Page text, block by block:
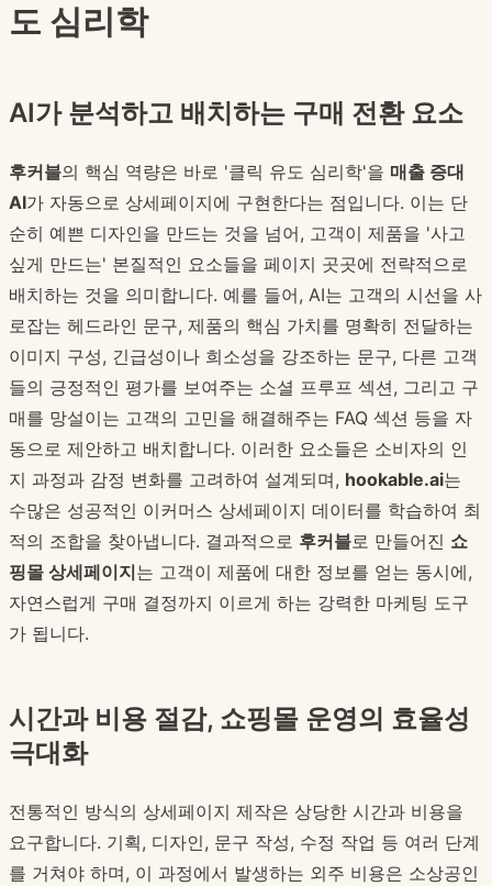
도 심리학
AI가 분석하고 배치하는 구매 전환 요소
후커블의 핵심 역량은 바로 '클릭 유도 심리학'을 매출 증대
AI가 자동으로 상세페이지에 구현한다는 점입니다. 이는 단
순히 예쁜 디자인을 만드는 것을 넘어, 고객이 제품을 '사고
싶게 만드는' 본질적인 요소들을 페이지 곳곳에 전략적으로
배치하는 것을 의미합니다. 예를 들어, AI는 고객의 시선을 사
로잡는 헤드라인 문구, 제품의 핵심 가치를 명확히 전달하는
이미지 구성, 긴급성이나 희소성을 강조하는 문구, 다른 고객
들의 긍정적인 평가를 보여주는 소셜 프루프 섹션, 그리고 구
매를 망설이는 고객의 고민을 해결해주는 FAQ 섹션 등을 자
동으로 제안하고 배치합니다. 이러한 요소들은 소비자의 인
지 과정과 감정 변화를 고려하여 설계되며, hookable.ai는
수많은 성공적인 이커머스 상세페이지 데이터를 학습하여 최
적의 조합을 찾아냅니다. 결과적으로 후커블로 만들어진 쇼
핑몰 상세페이지는 고객이 제품에 대한 정보를 얻는 동시에,
자연스럽게 구매 결정까지 이르게 하는 강력한 마케팅 도구
가 됩니다.
시간과 비용 절감, 쇼핑몰 운영의 효율성
극대화
전통적인 방식의 상세페이지 제작은 상당한 시간과 비용을
요구합니다. 기획, 디자인, 문구 작성, 수정 작업 등 여러 단계
를 거쳐야 하며, 이 과정에서 발생하는 외주 비용은 소상공인